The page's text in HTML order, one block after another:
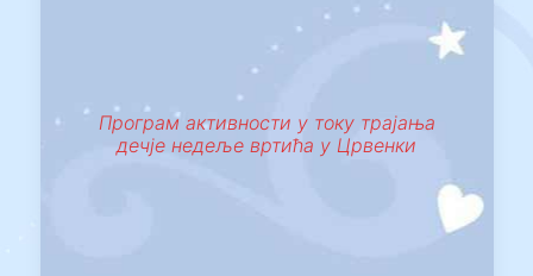
Програм активности у току трајања
дечје недеље вртића у Црвенки